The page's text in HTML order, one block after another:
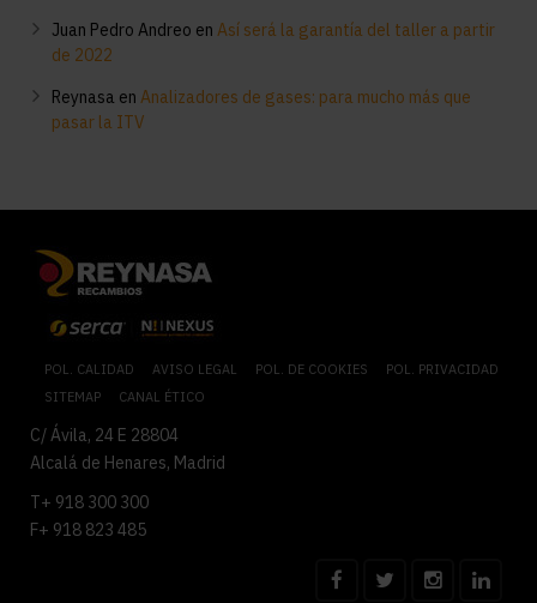
Juan Pedro Andreo en Así será la garantía del taller a partir
de 2022
Reynasa en Analizadores de gases: para mucho más que
pasar la ITV
POL. CALIDAD AVISO LEGAL POL. DE COOKIES
POL. PRIVACIDAD
SITEMAP
CANAL ÉTICO
C/ Ávila, 24 E 28804
Alcalá de Henares, Madrid
T+ 918 300 300
F+ 918 823 485